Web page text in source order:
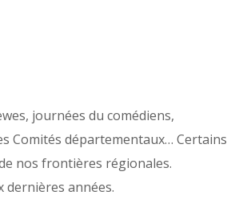
journées du comédiens,
Comités départementaux… Certains
nos frontières régionales.
dernières années.